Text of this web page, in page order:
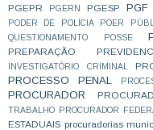
PGEPR PGERN PGESP PGF
PODER DE POLÍCIA POER
QUESTIONAMENTO
POSSE
PREPARAÇÃO
INVESTIGATÓRIO CRIMINAL
PROCESSO PENAL
PROCURADOR
TRABALHO
PROCURADOR
ESTADUAIS procuradorias